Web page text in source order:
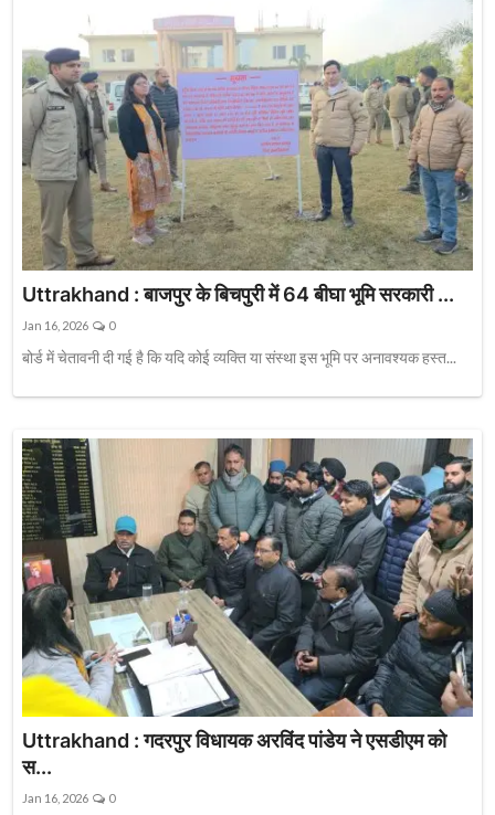
Uttrakhand : बाजपुर के बिचपुरी में 64 बीघा भूमि सरकारी ...
Jan 16, 2026 0
बोर्ड में चेतावनी दी गई है कि यदि कोई व्यक्ति या संस्था इस भूमि पर अनावश्यक हस्त...
Uttrakhand : गदरपुर विधायक अरविंद पांडेय ने एसडीएम को
स...
Jan 16, 2026 0